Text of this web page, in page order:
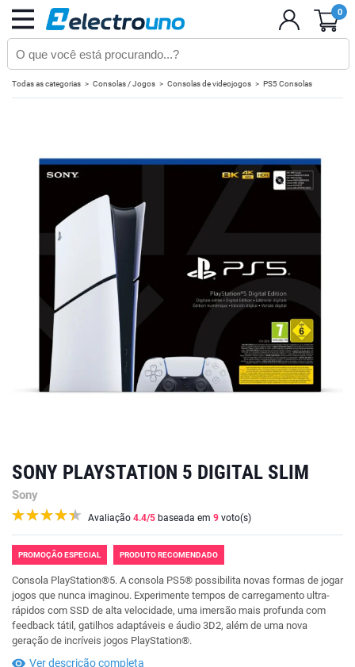
0
Todas as categorias Consolas / Jogos Consolas de videojogos PS5 Consolas
SONY PLAYSTATION 5 DIGITAL SLIM
Sony
Avaliação 4.4/5 baseada em 9 voto(s)
PROMOÇÃO ESPECIAL PRODUTO RECOMENDADO
Consola PlayStation®5. A consola PS5® possibilita novas formas de jogar
jogos que nunca imaginou. Experimente tempos de carregamento ultra-
rápidos com SSD de alta velocidade, uma imersão mais profunda com
feedback tátil, gatilhos adaptáveis e áudio 3D2, além de uma nova
geração de incríveis jogos PlayStation®.
Ver descrição completa